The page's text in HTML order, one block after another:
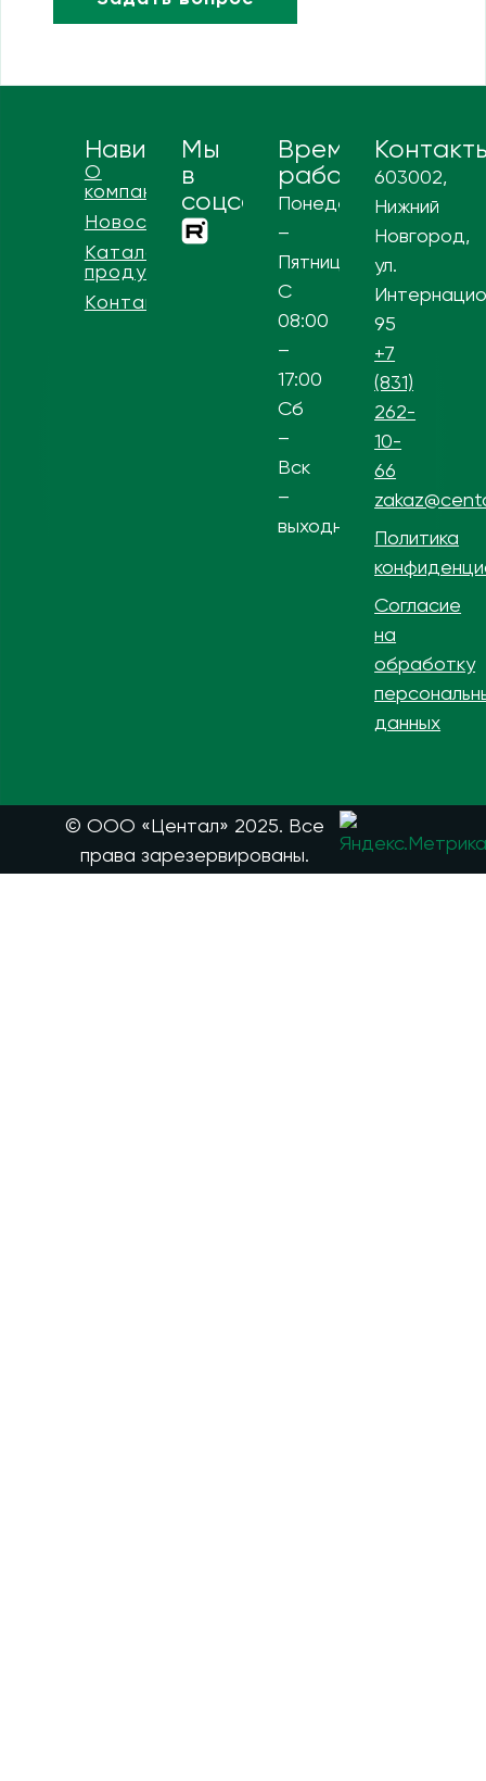
Навигация
О
компании
Новости
Каталог
продукции
Контакты
Мы
в
соцсетях
Время
работы
Понедельник
–
Пятница
С
08:00
–
17:00
Сб
–
Вск
–
выходной
603002,
Нижний
Новгород,
ул.
95
+7
(831)
262-
10-
66
Политика
Согласие
на
обработку
данных
© ООО «Центал» 2025. Все
права зарезервированы.